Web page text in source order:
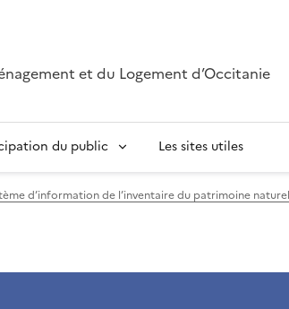
et du Logement d’Occitanie
du public Les sites utiles
d’information de l’inventaire du patrimoine